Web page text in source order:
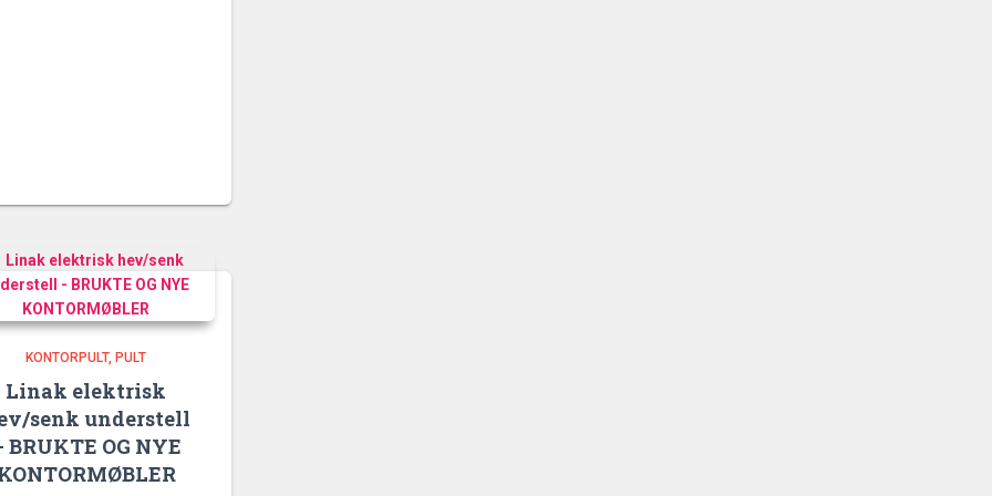
KONTORPULT PULT
Linak elektrisk
senk understell
BRUKTE OG NYE